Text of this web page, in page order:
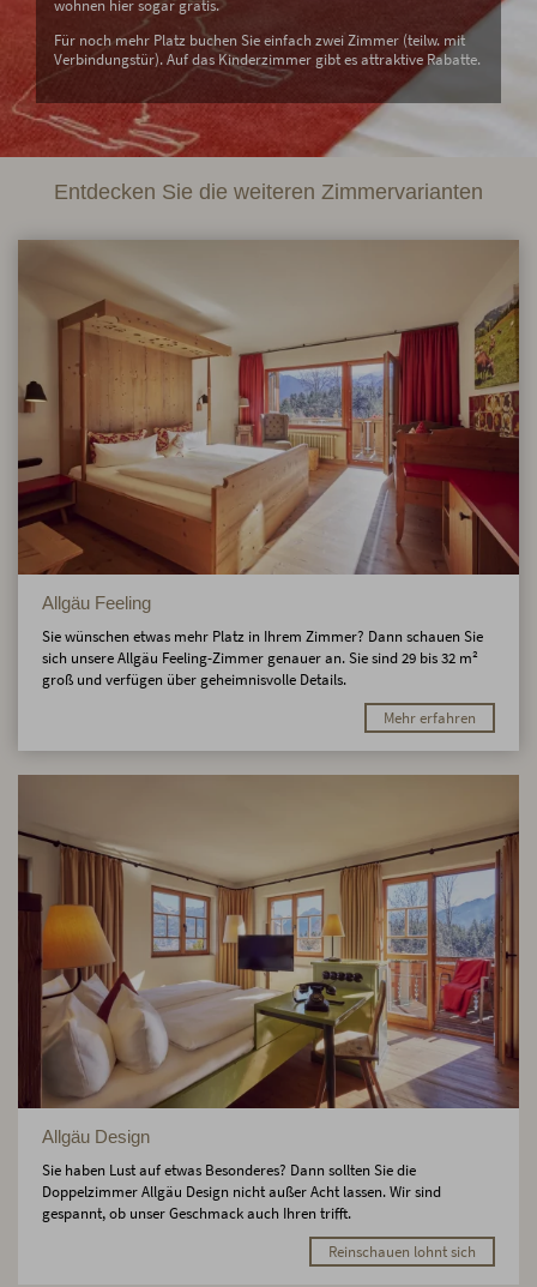
wohnen hier sogar gratis.
Für noch mehr Platz buchen Sie einfach zwei Zimmer (teilw. mit
Verbindungstür). Auf das Kinderzimmer gibt es attraktive Rabatte.
Entdecken Sie die weiteren Zimmervarianten
Allgäu Feeling
Sie wünschen etwas mehr Platz in Ihrem Zimmer? Dann schauen Sie
sich unsere Allgäu Feeling-Zimmer genauer an. Sie sind 29 bis 32 m²
groß und verfügen über geheimnisvolle Details.
Mehr erfahren
Allgäu Design
Sie haben Lust auf etwas Besonderes? Dann sollten Sie die
Doppelzimmer Allgäu Design nicht außer Acht lassen. Wir sind
gespannt, ob unser Geschmack auch Ihren trifft.
Reinschauen lohnt sich